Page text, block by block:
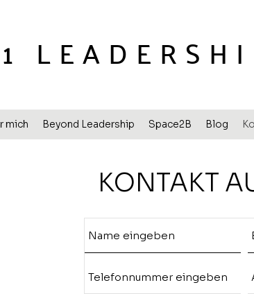
mich Beyond Leadership Space2B Blog
KONTAKT